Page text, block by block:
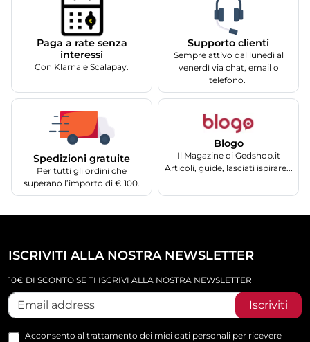
Paga a rate senza
interessi
Con Klarna e Scalapay.
Supporto clienti
Sempre attivo dal lunedì al
venerdì via chat, email o
telefono.
Spedizioni gratuite
Per tutti gli ordini che
superano l’importo di € 100.
Blogo
Il Magazine di Gedshop.it
Articoli, guide, lasciati ispirare...
ISCRIVITI ALLA NOSTRA NEWSLETTER
10€ DI SCONTO SE TI ISCRIVI ALLA NOSTRA NEWSLETTER
Iscriviti
Acconsento al trattamento dei miei dati personali per ricevere